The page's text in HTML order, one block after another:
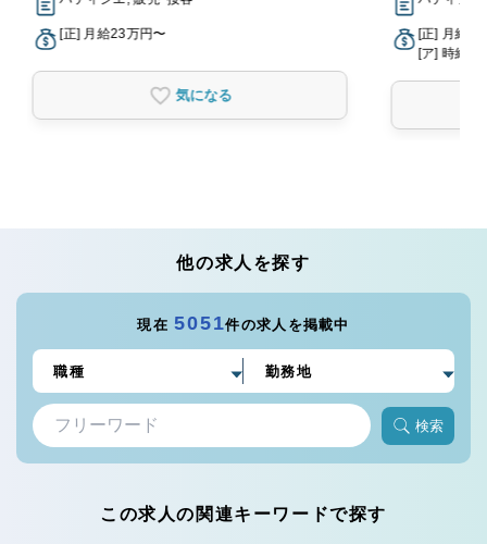
[正] 月給23万円〜
気になる
[正] 月給
[ア] 時給
他の求人を探す
現在5051件の求人を掲載中
検索
この求人の関連キーワードで探す